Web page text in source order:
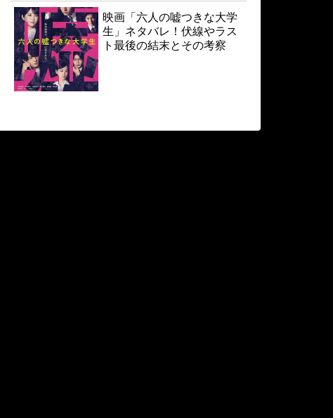
映画「六人の嘘つきな大学
生」ネタバレ！伏線やラス
ト最後の結末とその考察